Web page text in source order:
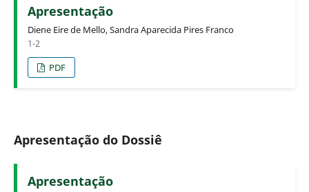
Apresentação
Diene Eire de Mello, Sandra Aparecida Pires Franco
1-2
PDF
Apresentação do Dossiê
Apresentação